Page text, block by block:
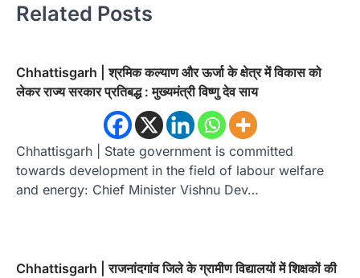
Related Posts
Chhattisgarh | श्रमिक कल्याण और ऊर्जा के क्षेत्र में विकास को
लेकर राज्य सरकार प्रतिबद्ध : मुख्यमंत्री विष्णु देव साय
Chhattisgarh | State government is committed
towards development in the field of labour welfare
and energy: Chief Minister Vishnu Dev…
Chhattisgarh | राजनांदगांव जिले के ग्रामीण विद्यालयों में शिक्षकों की